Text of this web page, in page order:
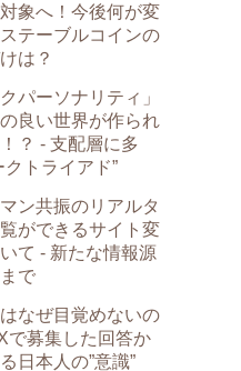
象へ！今後何が変
テーブルコインの
は？
クパーソナリティ」
良い世界が作られ
？ - 支配層に多
クトライアド”
ン共振のリアルタ
ができるサイト変
て - 新たな情報源
で
なぜ目覚めないの
で募集した回答か
日本人の”意識”